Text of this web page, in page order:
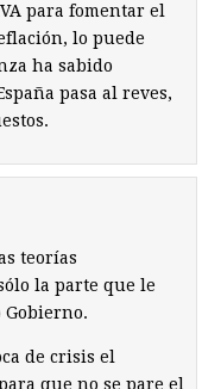
para fomentar el
lo puede
ha sabido
pasa al reves,
teorías
la parte que le
Gobierno.
de crisis el
que no se pare el